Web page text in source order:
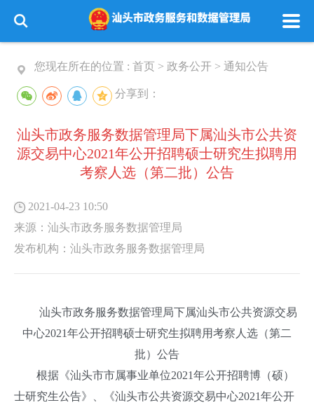
您现在所在的位置 : 首页 > 政务公开 > 通知公告
分享到：
汕头市政务服务数据管理局下属汕头市公共资
源交易中心2021年公开招聘硕士研究生拟聘用
考察人选（第二批）公告
2021-04-23 10:50
来源： 汕头市政务服务数据管理局
发布机构： 汕头市政务服务数据管理局
汕头市政务服务数据管理局下属汕头市公共资源交易
中心2021年公开招聘硕士研究生拟聘用考察人选（第二
批）公告
根据《汕头市市属事业单位2021年公开招聘博（硕）
士研究生公告》、《汕头市公共资源交易中心2021年公开